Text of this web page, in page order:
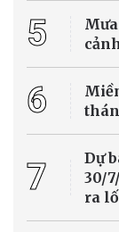
5
6
7
Dự
30/
ra